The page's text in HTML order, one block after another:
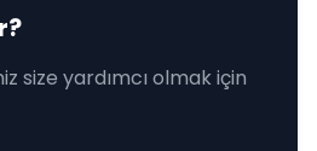
size yardımcı olmak için